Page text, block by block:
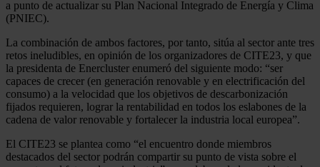
a punto de actualizar su Plan Nacional Integrado de Energía y Clima
(PNIEC).
La combinación de ambos factores, por tanto, sitúa al sector ante tres
retos ineludibles, en opinión de los organizadores de CITE23, y que
la presidenta de Enercluster enumeró del siguiente modo: “ser
capaces de crecer (en generación renovable y en electrificación del
consumo) a la velocidad que los objetivos de descarbonización
fijados requieren, lograr la rentabilidad en todos los eslabones de la
cadena de valor renovable y fortalecer la industria local europea”.
El CITE23 se plantea como “el encuentro donde miembros
destacados del sector podrán compartir su punto de vista sobre el